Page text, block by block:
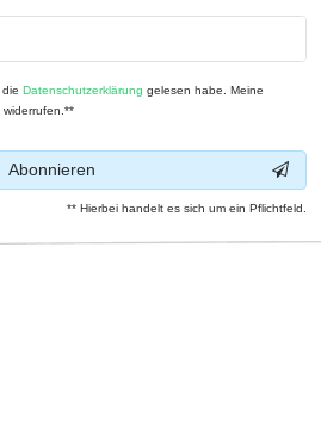
Daten­schutz­erklärung gelesen habe. Meine
widerrufen.**
Abonnieren
** Hierbei handelt es sich um ein Pflichtfeld.